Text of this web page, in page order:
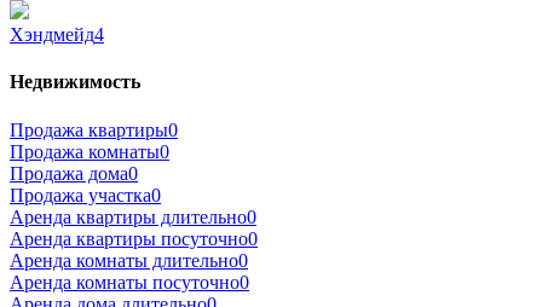
Хэндмейд4
Недвижимость
Продажа квартиры0
Продажа комнаты0
Продажа дома0
Продажа участка0
Аренда квартиры длительно0
Аренда квартиры посуточно0
Аренда комнаты длительно0
Аренда комнаты посуточно0